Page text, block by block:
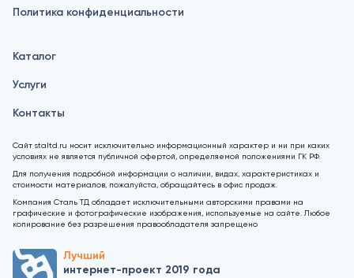
Политика конфиденциальности
Каталог
Услуги
Контакты
Сайт staltd.ru носит исключительно информационный характер и ни при каких
условиях не является публичной офертой, определяемой положениями ГК РФ.
Для получения подробной информации о наличии, видах, характеристиках и
стоимости материалов, пожалуйста, обращайтесь в офис продаж.
Компания Сталь ТД обладает исключительными авторскими правами на
графические и фотографические изображения, используемые на сайте. Любое
копирование без разрешения правообладателя запрещено
Лучший
интернет-проект 2019 года